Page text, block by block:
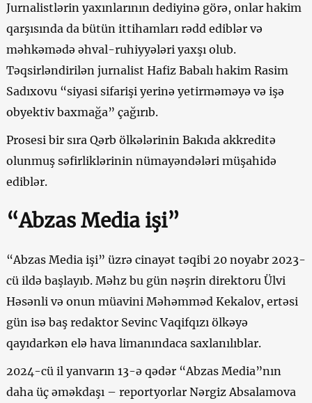
Jurnalistlərin yaxınlarının dediyinə görə, onlar hakim
qarşısında da bütün ittihamları rədd ediblər və
məhkəmədə əhval-ruhiyyələri yaxşı olub.
Təqsirləndirilən jurnalist Hafiz Babalı hakim Rasim
Sadıxovu “siyasi sifarişi yerinə yetirməməyə və işə
obyektiv baxmağa” çağırıb.
Prosesi bir sıra Qərb ölkələrinin Bakıda akkreditə
olunmuş səfirliklərinin nümayəndələri müşahidə
ediblər.
“Abzas Media işi”
“Abzas Media işi” üzrə cinayət təqibi 20 noyabr 2023-
cü ildə başlayıb. Məhz bu gün nəşrin direktoru Ülvi
Həsənli və onun müavini Məhəmməd Kekalov, ertəsi
gün isə baş redaktor Sevinc Vaqifqızı ölkəyə
qayıdarkən elə hava limanındaca saxlanılıblar.
2024-cü il yanvarın 13-ə qədər “Abzas Media”nın
daha üç əməkdaşı – reportyorlar Nərgiz Absalamova